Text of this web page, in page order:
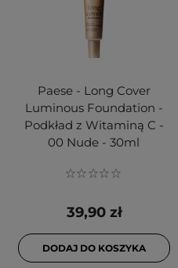
Paese - Long Cover
Luminous Foundation -
Podkład z Witaminą C -
00 Nude - 30ml
39,90 zł
DODAJ DO KOSZYKA